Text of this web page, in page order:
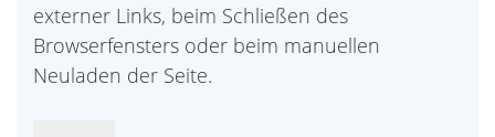
externer Links, beim Schließen des
Browserfensters oder beim manuellen
Neuladen der Seite.